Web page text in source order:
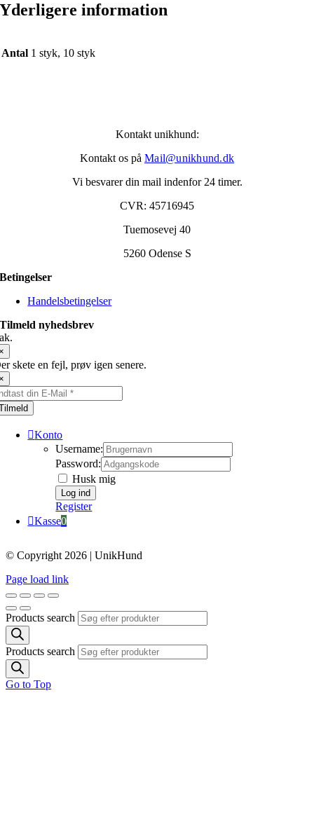
Yderligere information
Antal 1 styk, 10 styk
Kontakt unikhund:
Kontakt os på Mail@unikhund.dk
Vi besvarer din mail indenfor 24 timer.
CVR: 45716945
Tuemosevej 40
5260 Odense S
Betingelser
Handelsbetingelser
Tilmeld nyhedsbrev
skete en fejl, prøv igen senere.
Konto
Username:
Password:
Husk mig
Register
Kasse0
© Copyright 2026 | UnikHund
Page load link
Products search
Products search
Go to Top